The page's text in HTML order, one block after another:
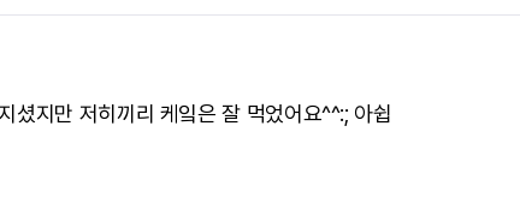
셨지만 저히끼리 케잌은 잘 먹었어요^^:; 아쉽